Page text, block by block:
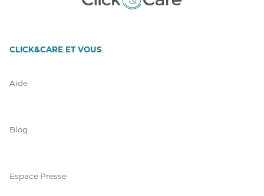
CLICK&CARE ET VOUS
Aide
Blog
Espace Presse